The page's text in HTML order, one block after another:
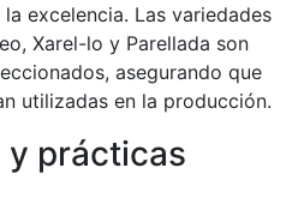
excelencia. Las variedades
Xarel-lo y Parellada son
asegurando que
utilizadas en la producción.
prácticas